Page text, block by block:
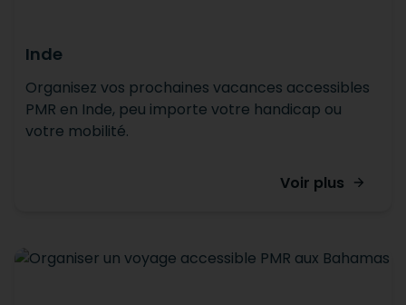
Inde
Organisez vos prochaines vacances accessibles
PMR en Inde, peu importe votre handicap ou
votre mobilité.
Voir plus